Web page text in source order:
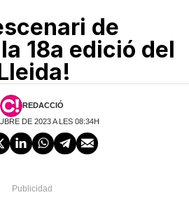
de
18a edició del
REDACCIÓ
DE 2023 A LES 08:34H